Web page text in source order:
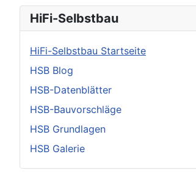
HiFi-Selbstbau
HiFi-Selbstbau Startseite
HSB Blog
HSB-Datenblätter
HSB-Bauvorschläge
HSB Grundlagen
HSB Galerie